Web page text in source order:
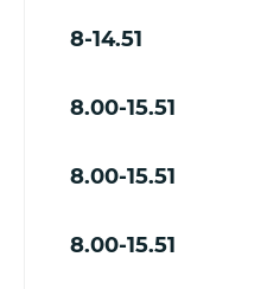
8-14.51
8.00-15.51
8.00-15.51
8.00-15.51